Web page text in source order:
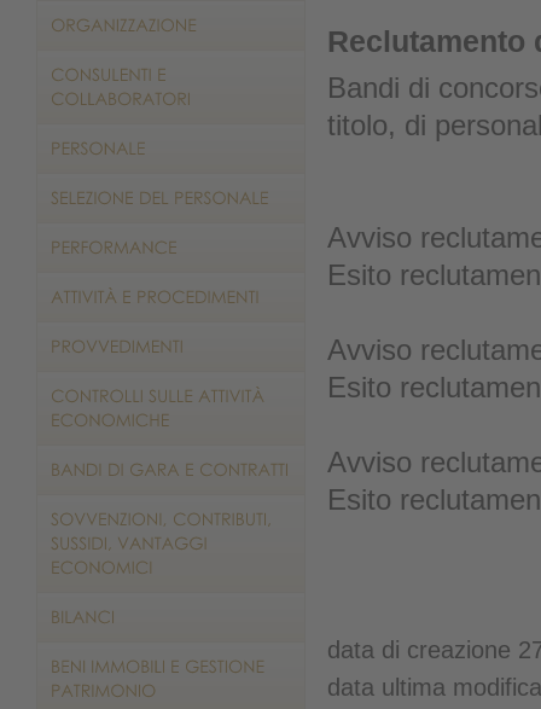
Reclutamento
Bandi di
titolo, di
Avviso
Esito
Avviso
Esito
Avviso
Esito
data di creazione
data ultima